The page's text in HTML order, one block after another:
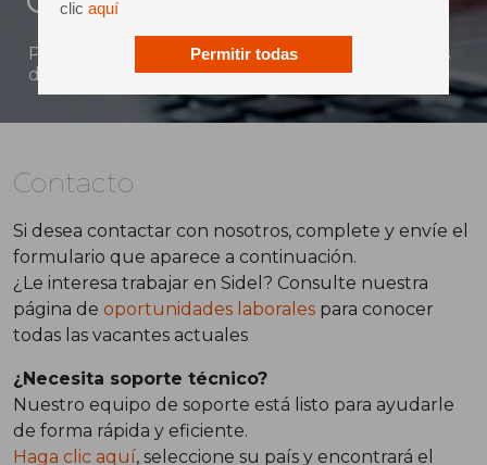
clic aquí
Permitir todas
Puede enviar un mensaje directo a Sidel a través
del siguiente formulario
Contacto
Si desea contactar con nosotros, complete y envíe el
formulario que aparece a continuación.
¿Le interesa trabajar en Sidel? Consulte nuestra
página de oportunidades laborales para conocer
todas las vacantes actuales
¿Necesita soporte técnico?
Nuestro equipo de soporte está listo para ayudarle
de forma rápida y eficiente.
Haga clic aquí, seleccione su país y encontrará el